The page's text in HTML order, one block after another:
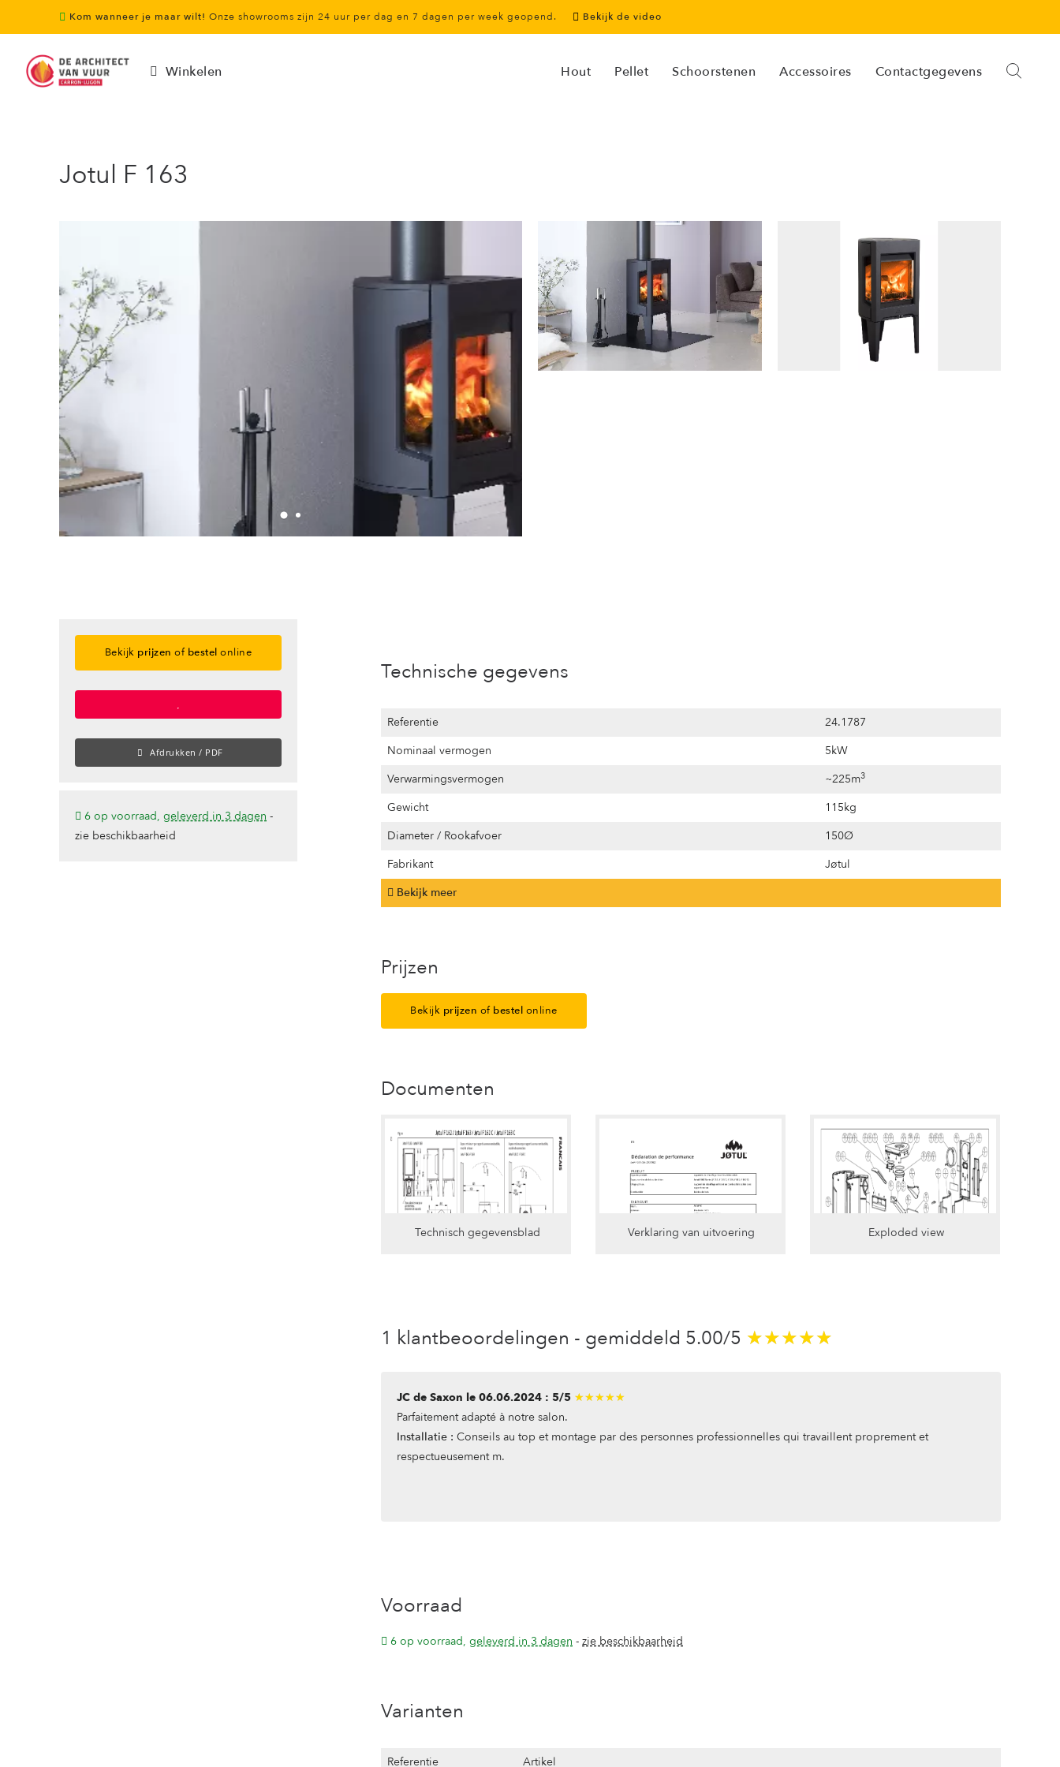
Kom wanneer je maar wilt! Onze showrooms zijn 24 uur per dag en 7 dagen per week geopend. Bekijk de video
Winkelen Hout Pellet Schoorstenen Accessoires Contactgegevens
Jotul F 163
Bekijk prijzen of bestel online
Afdrukken / PDF
6 op voorraad, geleverd in 3 dagen -
zie beschikbaarheid
Technische gegevens
Referentie
24.1787
Nominaal vermogen
5kW
Verwarmingsvermogen
~225m3
Gewicht
115kg
Diameter / Rookafvoer
150Ø
Fabrikant
Jøtul
Bekijk meer
Prijzen
Bekijk prijzen of bestel online
Documenten
Technisch gegevensblad Verklaring van uitvoering Exploded view
1 klantbeoordelingen - gemiddeld 5.00/5 ★★★★★
★★★★★
JC de Saxon le 06.06.2024 : 5/5 ★★★★★
★★★★★
Parfaitement adapté à notre salon.
Installatie : Conseils au top et montage par des personnes professionnelles qui travaillent proprement et
respectueusement m.
Voorraad
6 op voorraad, geleverd in 3 dagen - zie beschikbaarheid
Varianten
Referentie Artikel